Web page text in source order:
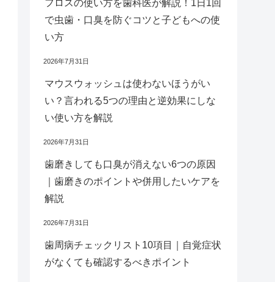
フロスの使い方を歯科医が解説！1日1回
で虫歯・口臭を防ぐコツと子どもへの使
い方
2026年7月31日
マウスウォッシュは使わないほうがい
い？言われる5つの理由と逆効果にしな
い使い方を解説
2026年7月31日
歯磨きしても口臭が消えない6つの原因
｜歯磨きのポイントや併用したいケアを
解説
2026年7月31日
歯周病チェックリスト10項目｜自覚症状
がなくても確認するべきポイント